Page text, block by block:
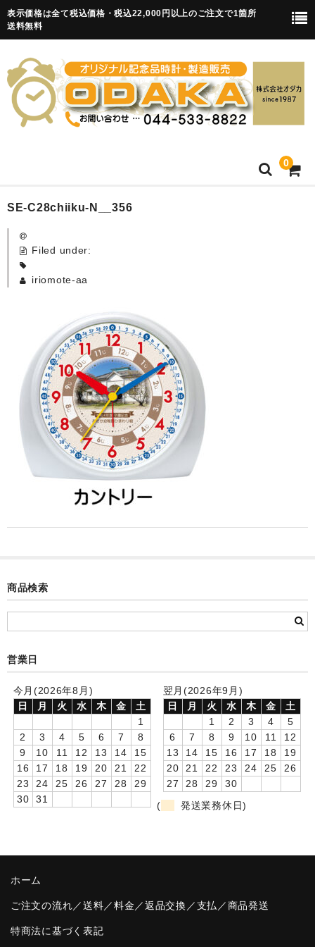
表示価格は全て税込価格・税込22,000円以上のご注文で1箇所
送料無料
0
HOME
卒園記念品
カード付フォトフレームクロック(集合)
目覚まし時計(集合＋個別)
メロディ時計(集合)
音声時計(集合)
目覚まし時計(個別)
お絵かきギャラリープラス(絵＋個別)
メロディ時計(個別)
お絵かきギャラリー
卒園DVDアルバム
卒業記念品
音声入りフォトフレームクロック(集合)
音声入りフォトフレームクロック(校歌)
スポーツウォッチ
SE-C28chiiku-N__356
Filed under:
iriomote-aa
商品検索
営業日
今月(2026年8月)
日
月 火 水 木 金
土
1
2
3 4 5 6 7
8
9
10 11 12 13 14
15
16
17 18 19 20 21
22
23
24 25 26 27 28
29
30
31
翌月(2026年9月)
日
月 火 水 木 金
土
1
2 3 4
5
6
7 8 9 10 11
12
13
14 15 16 17 18
19
20
21 22 23 24 25
26
27
28 29
30
(
発送業務休日)
ホーム
ご注文の流れ／送料／料金／返品交換／支払／商品発送
特商法に基づく表記